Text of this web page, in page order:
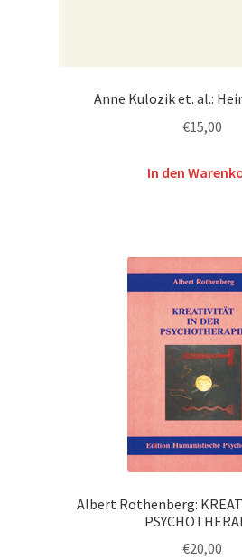
Anne Kulozik et. al.:
€15,00
In den
Albert Rothenberg:
€20,00